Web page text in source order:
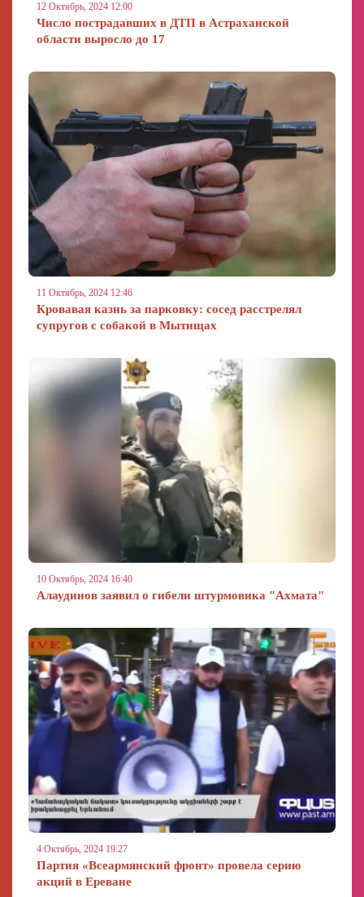
12 Октябрь, 2024 12:00
Число пострадавших в ДТП в Астраханской
области выросло до 17
11 Октябрь, 2024 12:46
Кровавая казнь за парковку: сосед расстрелял
супругов с собакой в Мытищах
10 Октябрь, 2024 16:40
Алаудинов заявил о гибели штурмовика "Ахмата"
4 Октябрь, 2024 19:27
Партия «Всеармянский фронт» провела серию
акций в Ереване